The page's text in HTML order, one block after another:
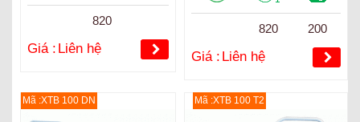
820
Giá : Liên hệ
820 200
Giá : Liên hệ
Mã :XTB 100 DN Mã :XTB 100 T2